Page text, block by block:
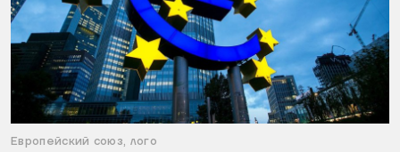
Европейский союз, лого